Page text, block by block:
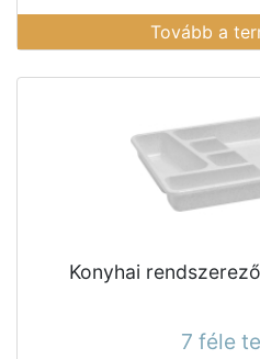
Tovább a
Konyhai
7 féle